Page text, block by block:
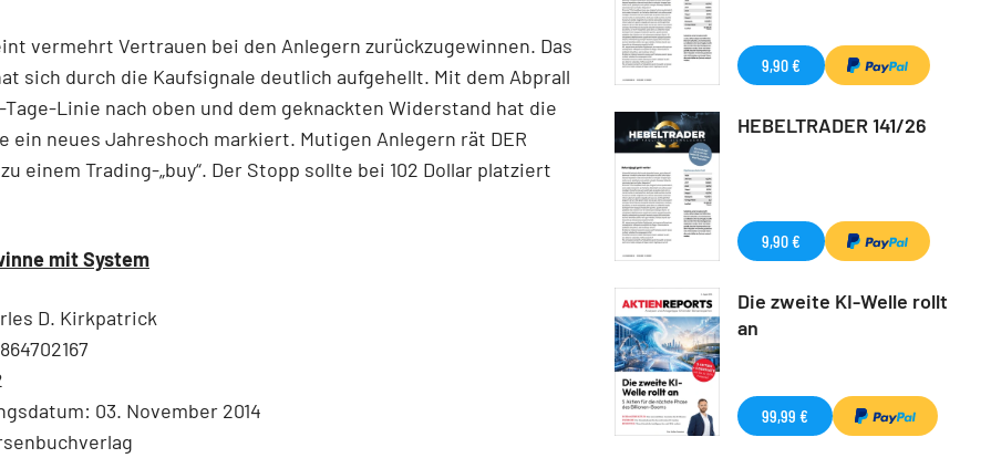
vermehrt Vertrauen bei den Anlegern zurückzugewinnen. Das
sich durch die Kaufsignale deutlich aufgehellt. Mit dem Abprall
Tage-Linie nach oben und dem geknackten Widerstand hat die
ein neues Jahreshoch markiert. Mutigen Anlegern rät DER
zu einem Trading-„buy“. Der Stopp sollte bei 102 Dollar platziert
mit System
D. Kirkpatrick
03. November 2014
9,90 €
HEBELTRADER 141/26
9,90 €
Die zweite KI-Welle rollt
an
99,99 €